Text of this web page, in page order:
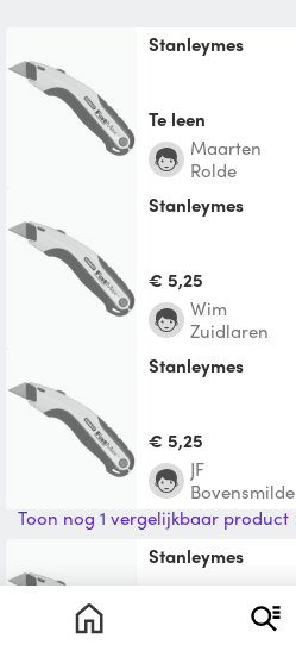
Stanleymes
Te leen
Maarten
Rolde
stanleymes
€ 5,25
Wim
Zuidlaren
stanleymes
€ 5,25
JF
Bovensmilde
Toon nog 1 vergelijkbaar product
Stanleymes